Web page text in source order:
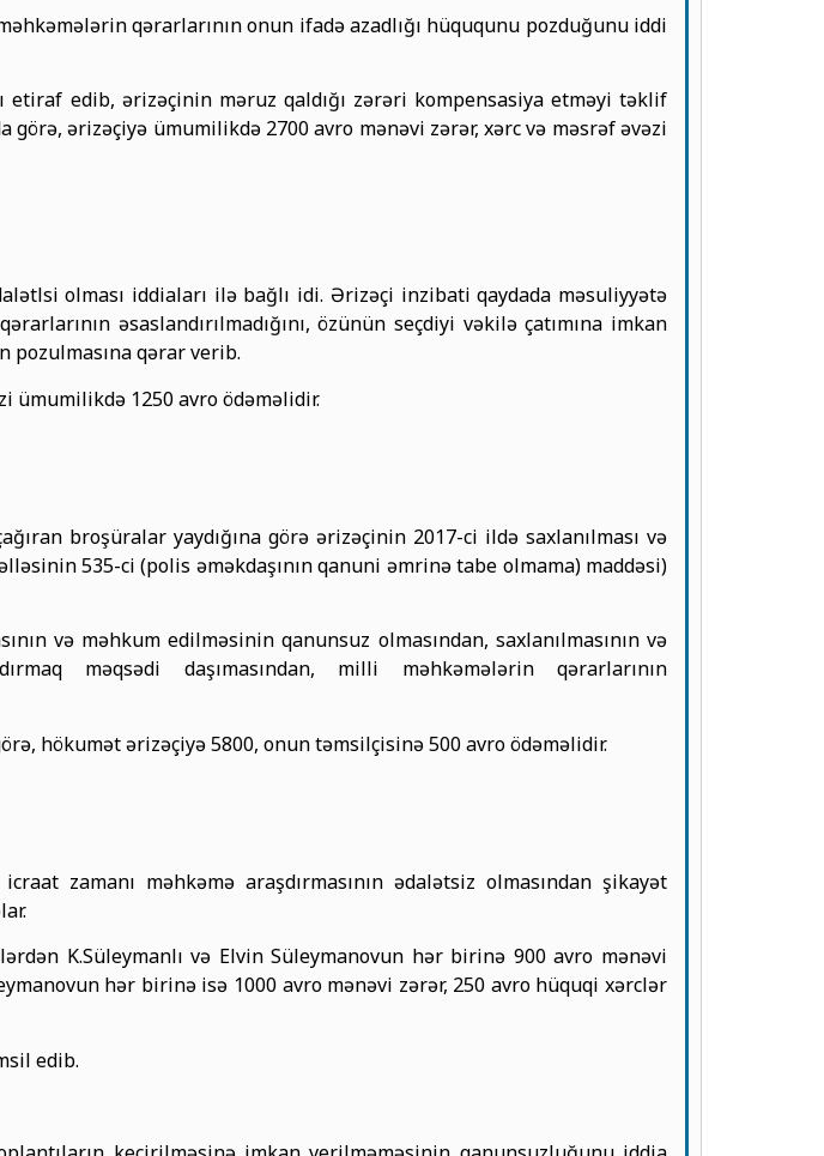
qərarlarının onun ifadə azadlığı hüququnu pozduğunu iddi
edib, ərizəçinin məruz qaldığı zərəri kompensasiya etməyi təklif
ərizəçiyə ümumilikdə 2700 avro mənəvi zərər, xərc və məsrəf əvəzi
olması iddiaları ilə bağlı idi. Ərizəçi inzibati qaydada məsuliyyətə
əsaslandırılmadığını, özünün seçdiyi vəkilə çatımına imkan
pozulmasına qərar verib.
ümumilikdə 1250 avro ödəməlidir.
broşüralar yaydığına görə ərizəçinin 2017-ci ildə saxlanılması və
535-ci (polis əməkdaşının qanuni əmrinə tabe olmama) maddəsi)
və məhkum edilməsinin qanunsuz olmasından, saxlanılmasının və
məqsədi daşımasından, milli məhkəmələrin qərarlarının
hökumət ərizəçiyə 5800, onun təmsilçisinə 500 avro ödəməlidir.
zamanı məhkəmə araşdırmasının ədalətsiz olmasından şikayət
K.Süleymanlı və Elvin Süleymanovun hər birinə 900 avro mənəvi
hər birinə isə 1000 avro mənəvi zərər, 250 avro hüquqi xərclər
edib.